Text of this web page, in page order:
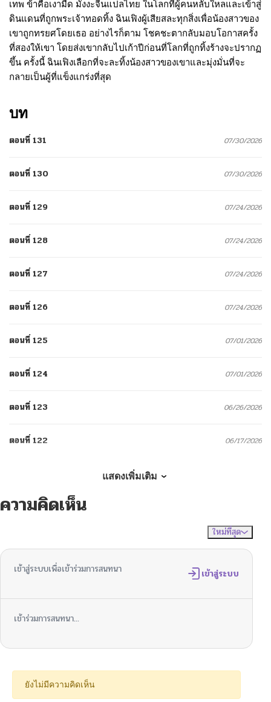
เทพ ข้าคือเงามืด มังงะจีนแปลไทย ในโลกที่ผู้คนหลับใหลและเข้าสู่
ดินแดนที่ถูกพระเจ้าทอดทิ้ง ฉินเฟิงผู้เสียสละทุกสิ่งเพื่อน้องสาวของ
เขาถูกทรยศโดยเธอ อย่างไรก็ตาม โชคชะตากลับมอบโอกาสครั้ง
ที่สองให้เขา โดยส่งเขากลับไปเก้าปีก่อนที่โลกที่ถูกทิ้งร้างจะปรากฏ
ขึ้น ครั้งนี้ ฉินเฟิงเลือกที่จะละทิ้งน้องสาวของเขาและมุ่งมั่นที่จะ
กลายเป็นผู้ที่แข็งแกร่งที่สุด
บท
ตอนที่ 131 07/30/2026
ตอนที่ 130 07/30/2026
ตอนที่ 129 07/24/2026
ตอนที่ 128 07/24/2026
ตอนที่ 127 07/24/2026
ตอนที่ 126 07/24/2026
ตอนที่ 125 07/01/2026
ตอนที่ 124 07/01/2026
ตอนที่ 123 06/26/2026
ตอนที่ 122 06/17/2026
ตอนที่ 120
06/10/2026
ตอนที่ 118 06/03/2026
05/28/2026
ตอนที่ 115 05/28/2026
แสดงเพิ่มเติม
ความคิดเห็น
ใหม่ที่สุด
เข้าสู่ระบบเพื่อเข้าร่วมการสนทนา เข้าสู่ระบบ
เข้าร่วมการสนทนา...
ยังไม่มีความคิดเห็น